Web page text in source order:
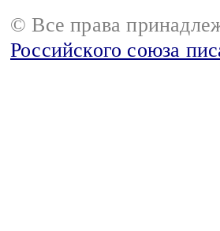
© Все права
Российского союза